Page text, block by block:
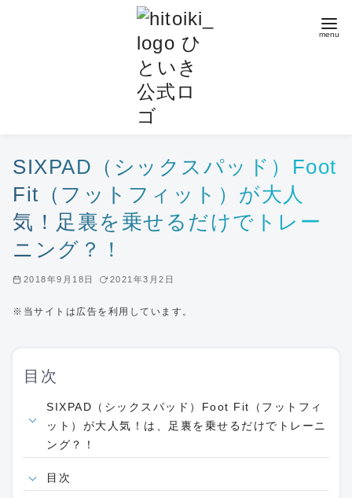
SIXPAD（シックスパッド）Foot
Fit（フットフィット）が大人
気！足裏を乗せるだけでトレー
ニング？！
2018年9月18日 2021年3月2日
※当サイトは広告を利用しています。
目次
SIXPAD（シックスパッド）Foot Fit（フットフィ
ット）が大人気！は、足裏を乗せるだけでトレーニ
ング？！
目次